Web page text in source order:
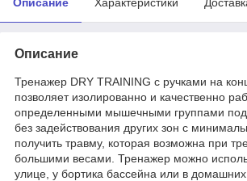
Описание
Тренажер DRY TRAINING с ручками на
позволяет изолированно и качественно
определенными мышечными группами
без задействования других зон с
получить травму, которая возможна при
большими весами. Тренажер можно
улице, у бортика бассейна или в домашних